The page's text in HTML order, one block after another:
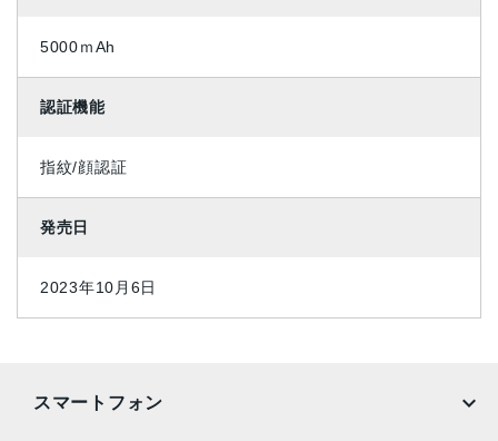
5000ｍAh
認証機能
指紋/顔認証
発売日
2023年10月6日
スマートフォン